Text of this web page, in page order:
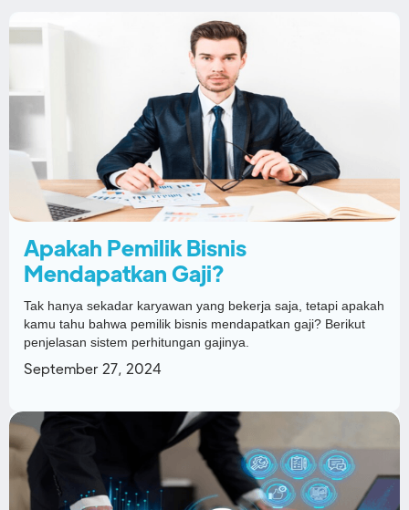
Apakah Pemilik Bisnis
Mendapatkan Gaji?
Tak hanya sekadar karyawan yang bekerja saja, tetapi apakah
kamu tahu bahwa pemilik bisnis mendapatkan gaji? Berikut
penjelasan sistem perhitungan gajinya.
September 27, 2024